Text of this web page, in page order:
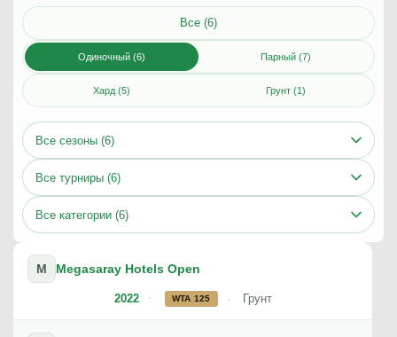
Все (6)
Одиночный (6) Парный (7)
Хард (5) Грунт (1)
Все сезоны (6)
Все турниры (6)
Все категории (6)
2022
M Megasaray Hotels Open
WTA 125 Грунт